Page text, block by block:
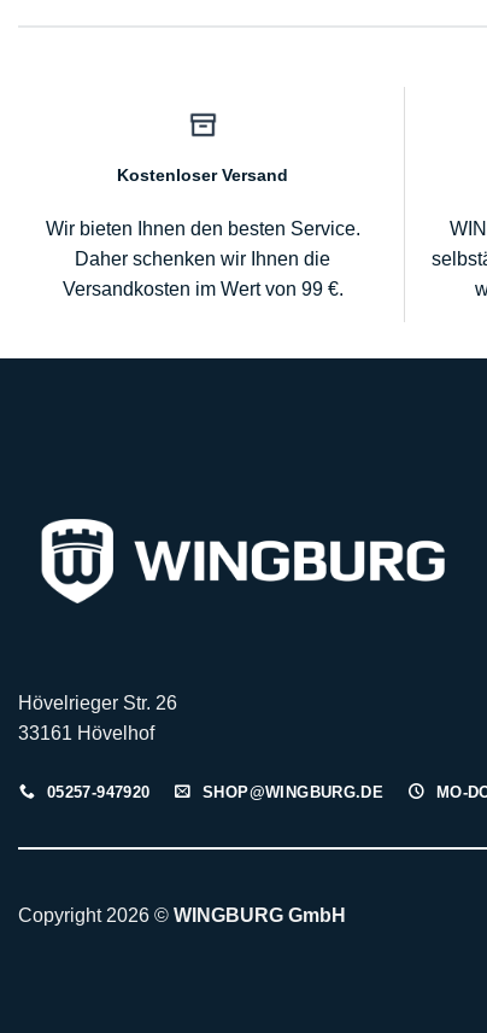
Kostenloser Versand
Wir bieten Ihnen den besten Service.
Daher schenken wir Ihnen die
Versandkosten im Wert von 99 €.
Hövelrieger Str. 26
33161 Hövelhof
05257-947920 SHOP@WINGBURG.DE MO-
Copyright 2026 © WINGBURG GmbH